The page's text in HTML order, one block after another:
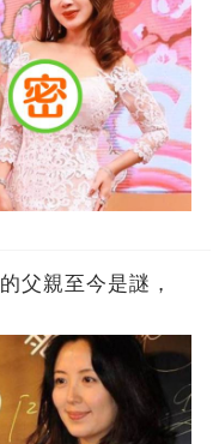
父親至今是謎，